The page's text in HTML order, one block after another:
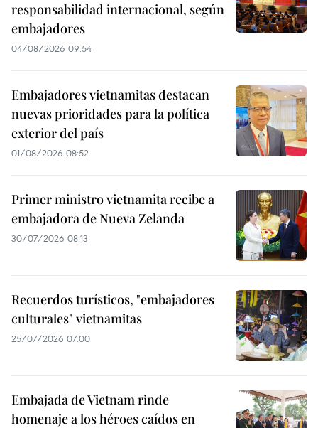
responsabilidad internacional, según
embajadores
04/08/2026 09:54
Embajadores vietnamitas destacan
nuevas prioridades para la política
exterior del país
01/08/2026 08:52
Primer ministro vietnamita recibe a
embajadora de Nueva Zelanda
30/07/2026 08:13
Recuerdos turísticos, "embajadores
culturales" vietnamitas
25/07/2026 07:00
Embajada de Vietnam rinde
homenaje a los héroes caídos en